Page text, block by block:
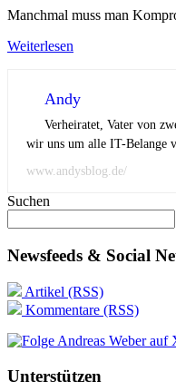
Manchmal muss man
Weiterlesen
Andy
Verheiratet, Vater von
wir uns um alle IT-Belange
www.andysblog.de/
Suchen
Newsfeeds & Social
Artikel (RSS)
Kommentare (RSS)
Unterstützen